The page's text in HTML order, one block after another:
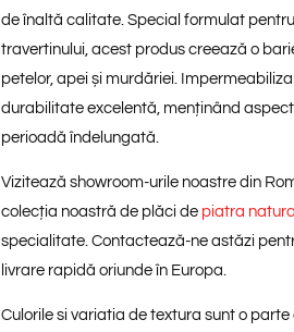
de înaltă calitate. Special formulat
travertinului, acest produs creează o
petelor, apei și murdăriei.
durabilitate excelentă, menținând
perioadă îndelungată.
Vizitează showroom-urile noastre din
colecția noastră de plăci de piatra
specialitate. Contactează-ne astăzi
livrare rapidă oriunde în Europa.
Culorile si variatia de textura sunt o